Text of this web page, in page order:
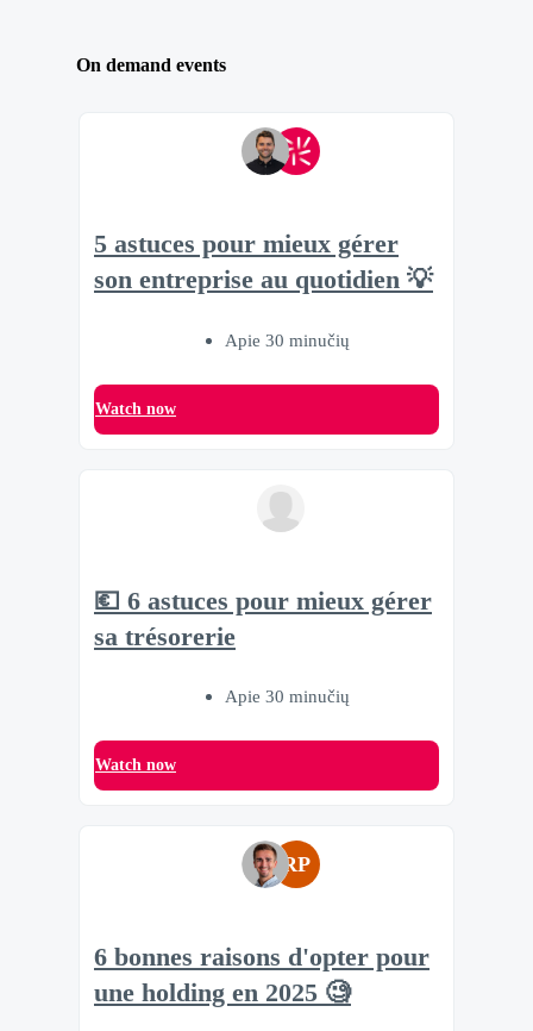
On demand events
5 astuces pour mieux gérer
son entreprise au quotidien 💡
Apie 30 minučių
Watch now
💶 6 astuces pour mieux gérer
sa trésorerie
Apie 30 minučių
Watch now
RP
6 bonnes raisons d'opter pour
une holding en 2025 🧐